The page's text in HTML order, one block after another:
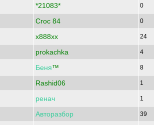
*21083* 0
Croc 84 0
x888xx 24
prokachka 4
Беня™ 8
Rashid06 1
ренач 1
Авторазбор 39